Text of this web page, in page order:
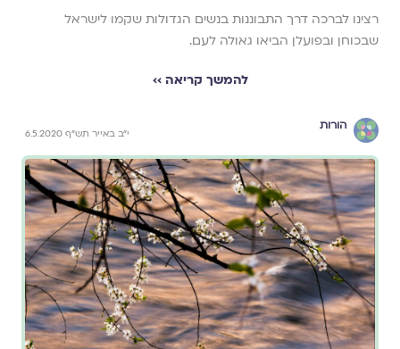
רצינו לברכה דרך התבוננות בנשים הגדולות שקמו לישראל
שבכוחן ובפועלן הביאו גאולה לעם.
להמשך קריאה ››
הורות
י"ב באייר תש"ף 6.5.2020